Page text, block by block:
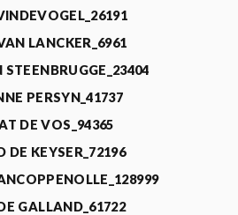
LANCKER_6961
PERSYN_41737
DE VOS_94365
DE KEYSER_72196
GALLAND_61722